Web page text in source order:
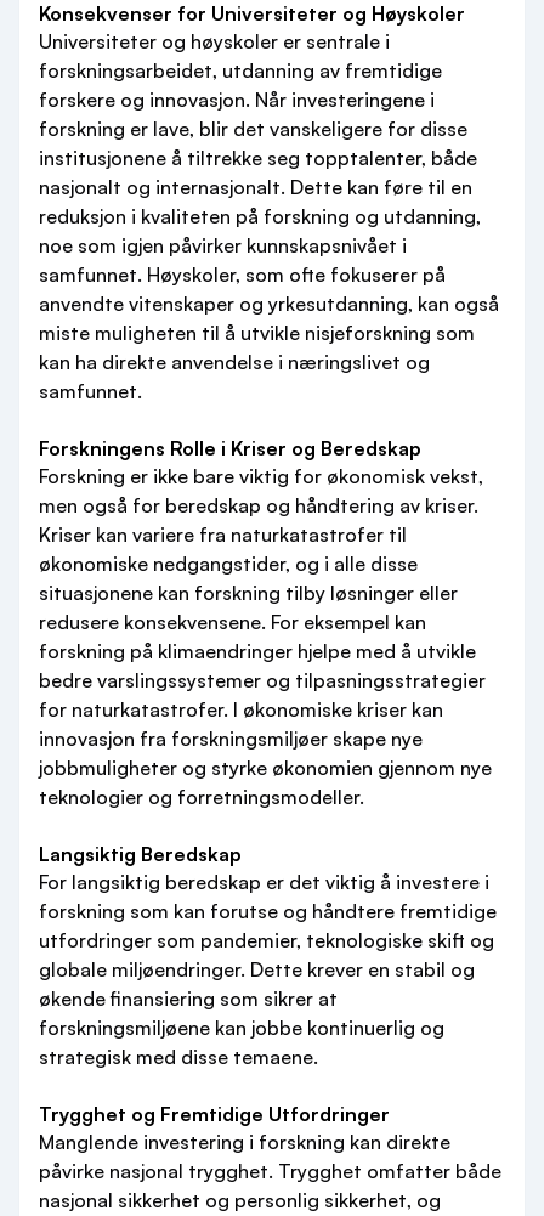
Konsekvenser for Universiteter og Høyskoler
Universiteter og høyskoler er sentrale i
forskningsarbeidet, utdanning av fremtidige
forskere og innovasjon. Når investeringene i
forskning er lave, blir det vanskeligere for disse
institusjonene å tiltrekke seg topptalenter, både
nasjonalt og internasjonalt. Dette kan føre til en
reduksjon i kvaliteten på forskning og utdanning,
noe som igjen påvirker kunnskapsnivået i
samfunnet. Høyskoler, som ofte fokuserer på
anvendte vitenskaper og yrkesutdanning, kan også
miste muligheten til å utvikle nisjeforskning som
kan ha direkte anvendelse i næringslivet og
samfunnet.
Forskningens Rolle i Kriser og Beredskap
Forskning er ikke bare viktig for økonomisk vekst,
men også for beredskap og håndtering av kriser.
Kriser kan variere fra naturkatastrofer til
økonomiske nedgangstider, og i alle disse
situasjonene kan forskning tilby løsninger eller
redusere konsekvensene. For eksempel kan
forskning på klimaendringer hjelpe med å utvikle
bedre varslingssystemer og tilpasningsstrategier
for naturkatastrofer. I økonomiske kriser kan
innovasjon fra forskningsmiljøer skape nye
jobbmuligheter og styrke økonomien gjennom nye
teknologier og forretningsmodeller.
Langsiktig Beredskap
For langsiktig beredskap er det viktig å investere i
forskning som kan forutse og håndtere fremtidige
utfordringer som pandemier, teknologiske skift og
globale miljøendringer. Dette krever en stabil og
økende finansiering som sikrer at
forskningsmiljøene kan jobbe kontinuerlig og
strategisk med disse temaene.
Trygghet og Fremtidige Utfordringer
Manglende investering i forskning kan direkte
påvirke nasjonal trygghet. Trygghet omfatter både
nasjonal sikkerhet og personlig sikkerhet, og